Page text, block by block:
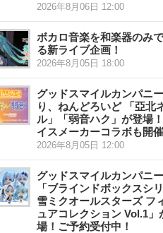
2026年8月06日 12:00
ボカロ音楽を和楽器のみ
る新ライブ企画！
2026年8月05日 18:00
グッドスマイルカンパニ
り、ねんどろいど 「亞北
ル」「弱音ハク」が登場
イスメーカーコラボも開催
2026年8月05日 12:00
グッドスマイルカンパニ
「ブラインドボックスシ
雪ミクオールスターズ フ
ュアコレクション Vol.1」
場！ご予約受付中！